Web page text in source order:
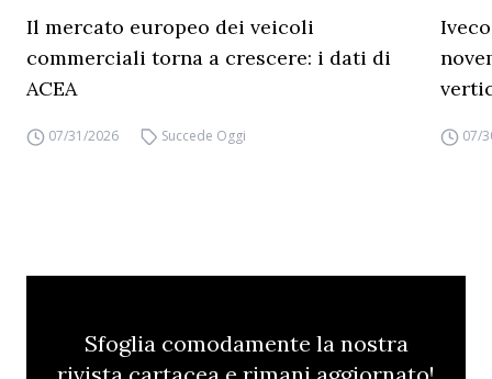
Il mercato europeo dei veicoli
commerciali torna a crescere: i dati di
ACEA
07/31/2026 Succede Oggi 07/
Sfoglia comodamente la nostra